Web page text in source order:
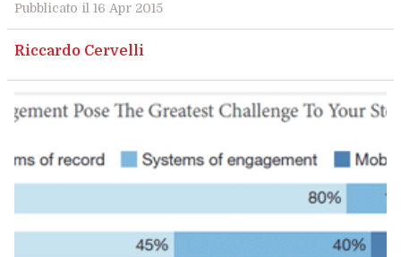
Pubblicato il 16 Apr 2015
Riccardo Cervelli